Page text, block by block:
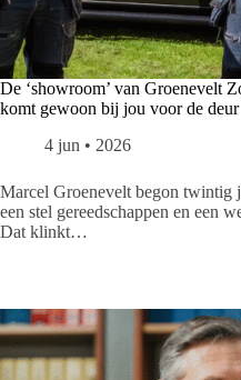
De ‘showroom’ van Groenevelt
komt gewoon bij jou voor de deur
4 jun • 2026
Marcel Groenevelt begon twintig
een stel gereedschappen en een
Dat klinkt…